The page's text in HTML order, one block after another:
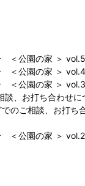
＜公園の家 ＞ vol.5
＜公園の家 ＞ vol.4
＜公園の家 ＞ vol.3
談、お打ち合わせ
のご相談、お打ち
＜公園の家 ＞ vol.2